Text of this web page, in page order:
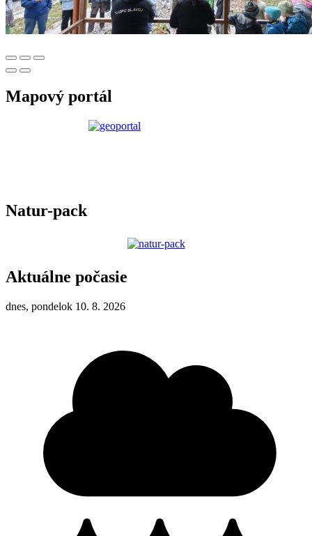
Mapový portál
Natur-pack
Aktuálne počasie
dnes, pondelok 10. 8. 2026